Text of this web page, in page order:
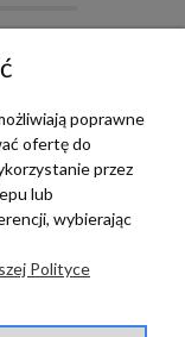
poprawne
ofertę do
przez
lub
wybierając
Polityce